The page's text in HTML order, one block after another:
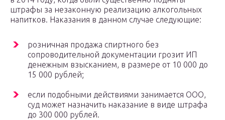
штрафы за незаконную реализацию алкогольных
напитков. Наказания в данном случае следующие:
розничная продажа спиртного без
сопроводительной документации грозит ИП
денежным взысканием, в размере от 10 000 до
15 000 рублей;
если подобными действиями занимается ООО,
суд может назначить наказание в виде штрафа
до 300 000 рублей.